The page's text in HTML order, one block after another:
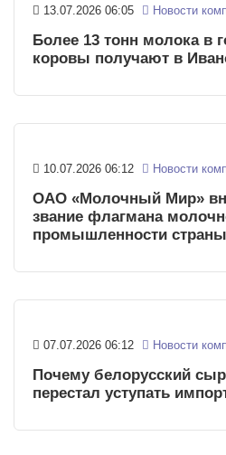
13.07.2026 06:05 Новости
Более 13 тонн молока в
коровы получают в
10.07.2026 06:12 Новости
ОАО «Молочный Мир»
звание флагмана
промышленности страны
07.07.2026 06:12 Новости
Почему белорусский
перестал уступать